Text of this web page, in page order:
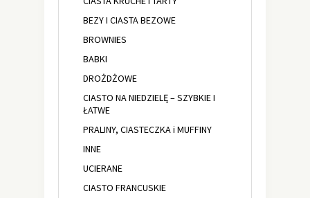
BEZY I CIASTA BEZOWE
BROWNIES
BABKI
DROŻDŻOWE
CIASTO NA NIEDZIELĘ – SZYBKIE I
ŁATWE
PRALINY, CIASTECZKA i MUFFINY
INNE
UCIERANE
CIASTO FRANCUSKIE